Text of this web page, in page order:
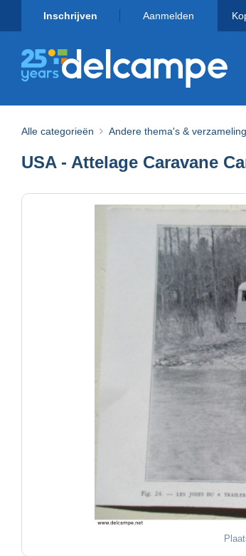
Inschrijven Aanmelden
Alle categorieën Andere thema's &
USA - Attelage Caravane